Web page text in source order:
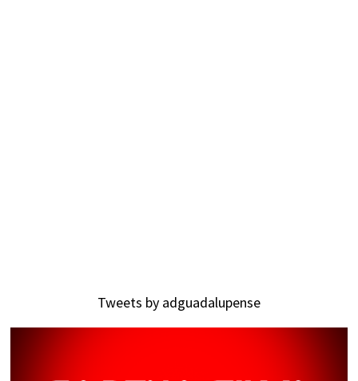
Tweets by adguadalupense